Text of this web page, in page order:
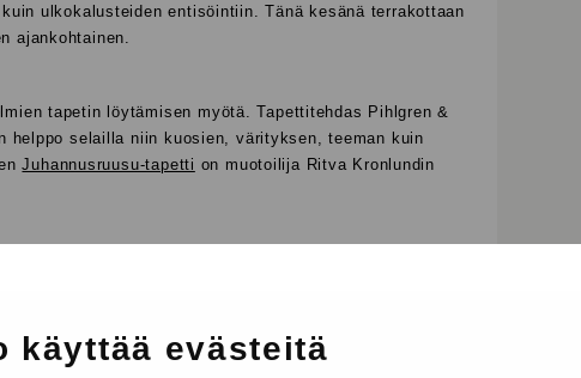
käyttää evästeitä
ulkokalusteiden entisöintiin. Tänä kesänä terrakottaan
ajankohtainen.
tapetin löytämisen myötä. Tapettitehdas Pihlgren &
helppo selailla niin kuosien, värityksen, teeman kuin
Juhannusruusu-tapetti on muotoilija Ritva Kronlundin
voi löytyä omasta kodista tai kesämökiltä. Kesän